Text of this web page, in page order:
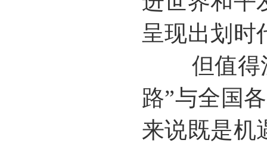
呈现出划时
但值得注
路”与全国
来说既是机